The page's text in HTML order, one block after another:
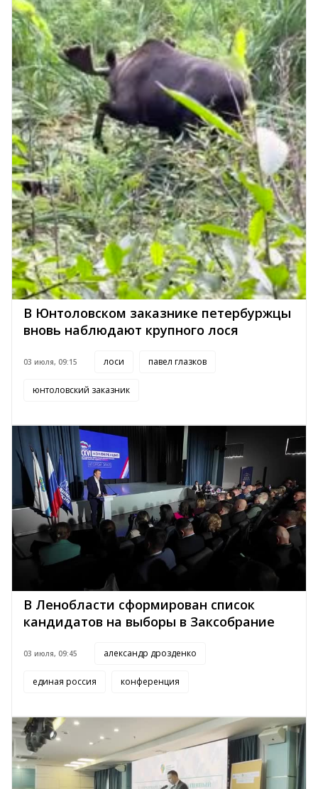
В Юнтоловском заказнике петербуржцы
вновь наблюдают крупного лося
03 июля, 09:15 лоси павел глазков
юнтоловский заказник
В Ленобласти сформирован список
кандидатов на выборы в Заксобрание
03 июля, 09:45 александр дрозденко
единая россия конференция